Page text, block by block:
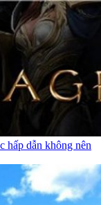
hấp dẫn không nên